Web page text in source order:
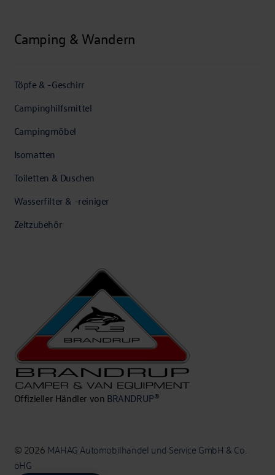
Camping & Wandern
Töpfe & -Geschirr
Campinghilfsmittel
Campingmöbel
Isomatten
Toiletten & Duschen
Wasserfilter & -reiniger
Zeltzubehör
Offizieller Händler von BRANDRUP®
© 2026 MAHAG Automobilhandel und Service GmbH & Co.
oHG